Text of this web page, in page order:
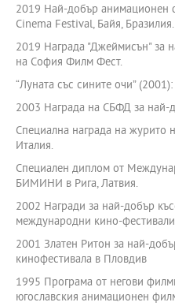
2019 Най-добър анимационен
Cinema Festival, Байя, Бразилия.
2019 Награда "Джеймисън" за
на София Филм Фест.
“Луната със сините очи” (2001):
2003 Награда на СБФД за
Специална награда на журито
Италия.
Специален диплом от
БИМИНИ в Рига, Латвия.
2002 Награди за най-добър
международни кино-
2001 Златен Ритон за най-
кинофестивала в Пловдив
1995 Програма от негови
югославския анимационен